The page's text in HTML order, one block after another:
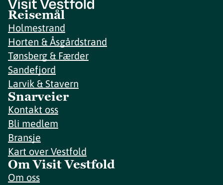
Reisemål
Holmestrand
Horten & Åsgårdstrand
Tønsberg & Færder
Sandefjord
Larvik & Stavern
Snarveier
Kontakt oss
Bli medlem
Bransje
Kart over Vestfold
Om Visit Vestfold
Om oss